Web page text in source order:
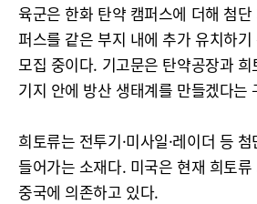
육군은 한화 탄약 캠퍼스에 더해 첨
퍼스를 같은 부지 내에 추가 유치하
모집 중이다. 기고문은 탄약공장과
기지 안에 방산 생태계를 만들겠다는
희토류는 전투기·미사일·레이더 등
들어가는 소재다. 미국은 현재 희토
중국에 의존하고 있다.